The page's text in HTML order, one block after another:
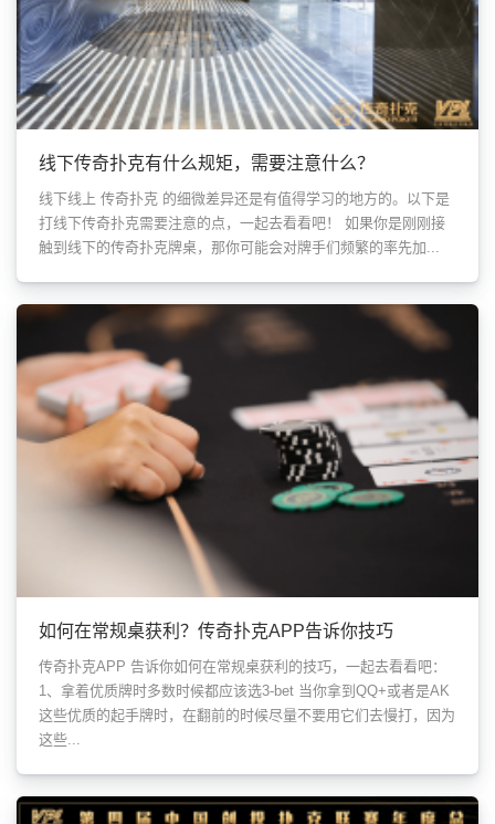
线下传奇扑克有什么规矩，需要注意什么？
线下线上 传奇扑克 的细微差异还是有值得学习的地方的。以下是
打线下传奇扑克需要注意的点，一起去看看吧！ 如果你是刚刚接
触到线下的传奇扑克牌桌，那你可能会对牌手们频繁的率先加...
如何在常规桌获利？传奇扑克APP告诉你技巧
传奇扑克APP 告诉你如何在常规桌获利的技巧，一起去看看吧：
1、拿着优质牌时多数时候都应该选3-bet 当你拿到QQ+或者是AK
这些优质的起手牌时，在翻前的时候尽量不要用它们去慢打，因为
这些...